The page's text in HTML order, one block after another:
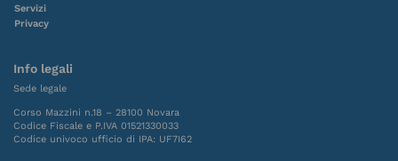
Servizi
Privacy
Info legali
Sede legale
Corso Mazzini n.18 – 28100 Novara
Codice Fiscale e P.IVA 01521330033
Codice univoco ufficio di IPA: UF7I62